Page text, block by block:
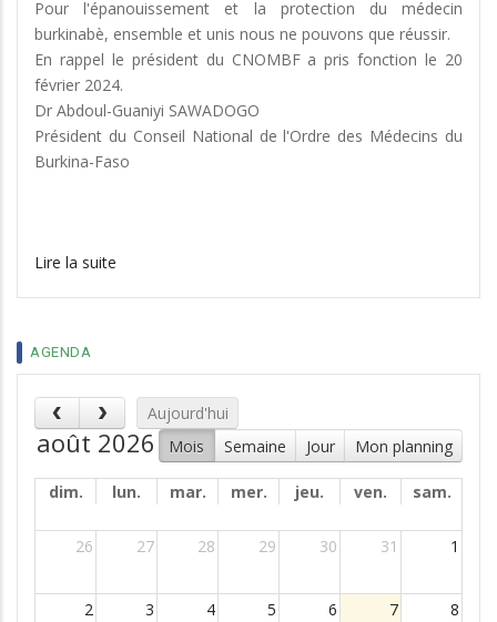
Pour l'épanouissement et la protection du médecin
burkinabè, ensemble et unis nous ne pouvons que réussir.
En rappel le président du CNOMBF a pris fonction le 20
février 2024.
Dr Abdoul-Guaniyi SAWADOGO
Président du Conseil National de l'Ordre des Médecins du
Burkina-Faso
Lire la suite
AGENDA
Aujourd'hui
Mois
Semaine Jour Mon planning
août 2026
dim. lun. mar. mer. jeu. ven. sam.
26 27 28 29 30 31 1
2 3 4 5 6 7 8